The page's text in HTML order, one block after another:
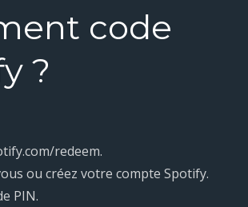
code
?
redeem.
ou créez votre compte Spotify.
PIN.